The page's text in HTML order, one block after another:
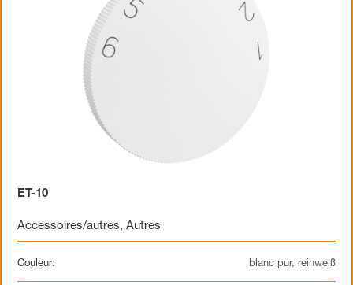
ET-10
Accessoires/autres, Autres
Couleur: blanc pur, reinweiß